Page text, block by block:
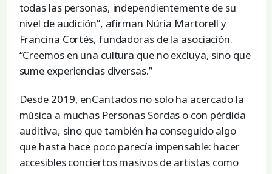
todas las personas, independientemente de su
nivel de audición”, afirman Núria Martorell y
Francina Cortés, fundadoras de la asociación.
“Creemos en una cultura que no excluya, sino que
sume experiencias diversas.”
Desde 2019, enCantados no solo ha acercado la
música a muchas Personas Sordas o con pérdida
auditiva, sino que también ha conseguido algo
que hasta hace poco parecía impensable: hacer
accesibles conciertos masivos de artistas como